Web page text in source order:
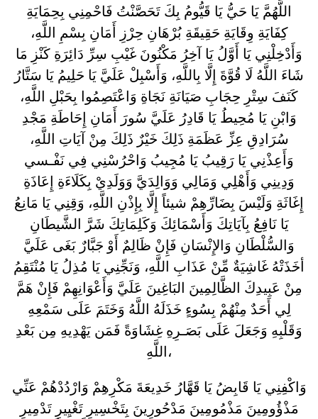
اللَّهُمَّ يَا حَيُّ يَا قَيُّومُ بِكَ تَحَصَّنْتُ فَاحْمِنِي بِحِمَايَةِ
كِفَايَةِ وِقَايَةِ حَقِيقَةِ بُرْهَانِ حِرْزِ أَمَانِ بِسْمِ اللَّهِ،
وَأَدْخِلْنِي يَا أَوَّلُ يَا آخِرُ مَكْنُونَ غَيْبِ سِرِّ دَائِرَةِ كَنْزِ مَا
شَاءَ اللَّهُ لَا قُوَّةَ إِلَّا بِاللَّهِ، وَأَسْبِلْ عَلَيَّ يَا حَلِيمُ يَا سَتَّارُ
كَنَفَ سِتْرِ حِجَابِ صَيَانَةِ نَجَاةِ وَاعْتَصِمُوا بِحَبْلِ اللَّهِ،
وَابْنِ يَا مُحِيطُ يَا قَادِرُ عَلَيَّ سُورَ أَمَانِ إِحَاطَةِ مَجْدِ
سُرَادِقِ عِزِّ عَظَمَةِ ذَلِكَ خَيْرٌ ذَلِكَ مِنْ آيَاتِ اللَّهِ،
وَأَعِذْنِي يَا رَقِيبُ يَا مُجِيبُ وَاحْرُسْنِي فِي نَفْـسي
وَدِينِي وَأَهْلِي وَمَالِي وَوَالِدَيَّ وَوَلَدِيْ بِكَلَاءَةِ إِعَاذَةِ
إِغَاثَةِ وَلَيْسَ بِضَارِّهِمْ شيئاً إِلَّا بِإِذْنِ اللَّهِ، وَقِنِي يَا مَانِعُ
يَا نَافِعُ بِآيَاتِكَ وَأَسْمَائِكَ وَكَلِمَاتِكَ شَرَّ الشَّيطَانِ
وَالسُّلْطَانِ وَالإِنْسَانِ فَإِنْ ظَالِمٌ أَوْ جَبَّارٌ بَغَى عَلَيَّ
أخَذَتْهُ غَاشِيَةٌ مِّنْ عَذَابِ اللَّهِ، وَنَجِّنِي يَا مُذِلُ يَا مُنْتَقِمُ
مِنْ عَبِيدِكَ الظَّالِمِينَ البَاغِينَ عَلَيَّ وَأَعْوَانِهِمْ فَإِنْ هَمَّ
لِي أَحَدٌ مِنْهُمْ بِسُوءٍ خَذَلَهُ اللَّهُ وَخَتَمَ عَلَى سَمْعِهِ
وَقَلْبِهِ وَجَعَلَ عَلَى بَصَـرِهِ غِشَاوَةً فَمَن يَهْدِيهِ مِن بَعْدِ
اللَّهِ،
وَاكْفِنِي يَا قَابِضُ يَا قَهَّارُ خَدِيعَةَ مَكْرِهِمْ وَارْدُدْهُمْ عَنِّي
مَذْؤُومِينَ مَذْمُومِينَ مَدْحُورِينَ بِتَخْسِيرِ تَغْيِيرِ تَدْمِيرِ